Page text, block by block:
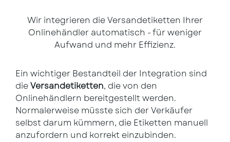
Wir integrieren die Versandetiketten Ihrer
Onlinehändler automatisch - für weniger
Aufwand und mehr Effizienz.
Ein wichtiger Bestandteil der Integration sind
dieVersandetiketten, die von den
Onlinehändlern bereitgestellt werden.
Normalerweise müsste sich der Verkäufer
selbst darum kümmern, die Etiketten manuell
anzufordern und korrekt einzubinden.